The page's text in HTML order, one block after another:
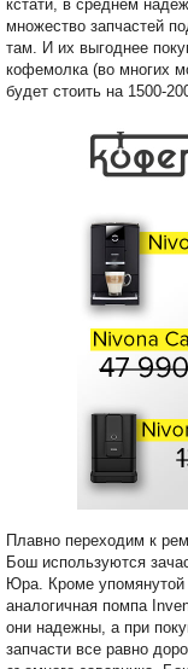
кстати, в среднем
множество запчастей
там. И их выгоднее
кофемолка (во многих
будет стоить на 1500-
Плавно переходим к
Бош используются
Юра. Кроме
аналогичная помпа
они надежны, а при
запчасти все равно